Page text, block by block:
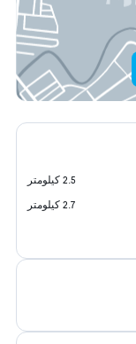
2.5 كيلومتر
2.7 كيلومتر